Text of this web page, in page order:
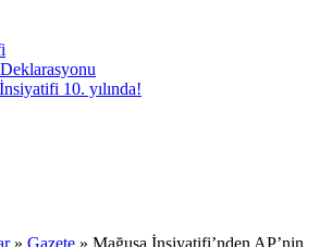
10. yılında!
» Gazete » Mağusa İnsiyatifi’nden AP’nin